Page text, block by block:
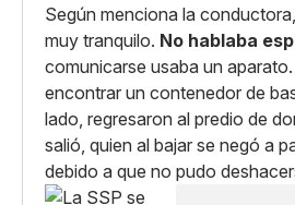
Según menciona la
muy tranquilo. No hablaba
comunicarse usaba un
encontrar un contenedor de
lado, regresaron al predio de
salió, quien al bajar se negó a
debido a que no pudo